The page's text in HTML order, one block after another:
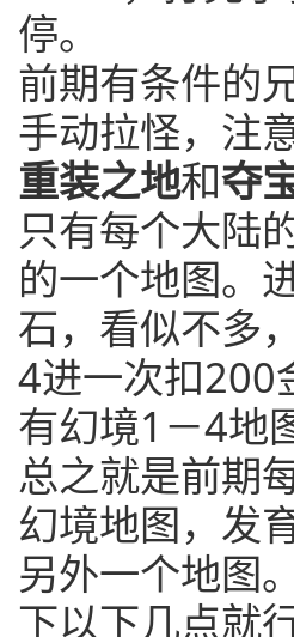
停。
前期有条件的
手动拉怪，注
重装之地和夺
只有每个大陆
的一个地图。
石，看似不多
4进一次扣200
有幻境1－4地
总之就是前期
幻境地图，发
另外一个地图
下以下几点就